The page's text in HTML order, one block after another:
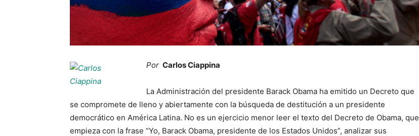
Por Carlos Ciappina
La Administración del presidente Barack Obama ha emitido un Decreto que
se compromete de lleno y abiertamente con la búsqueda de destitución a un presidente
democrático en América Latina. No es un ejercicio menor leer el texto del Decreto de Obama, que
empieza con la frase “Yo, Barack Obama, presidente de los Estados Unidos”, analizar sus